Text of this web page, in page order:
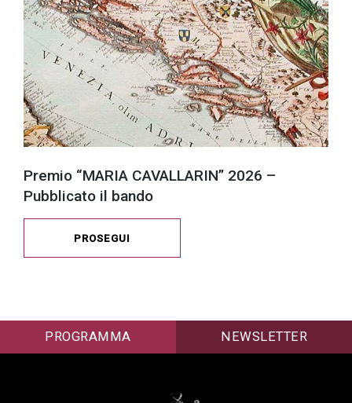
Premio “MARIA CAVALLARIN” 2026 –
Pubblicato il bando
PROSEGUI
PROGRAMMA NEWSLETTER